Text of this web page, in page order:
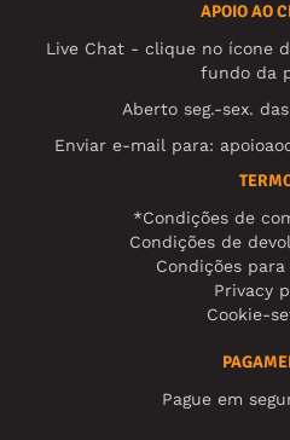
APOIO AO
Live Chat - clique no ícone
fundo da
Aberto seg.-sex.
Enviar e-mail para:
*Condições de
Condições de
Condições
Privacy
Cookie-
Pague em